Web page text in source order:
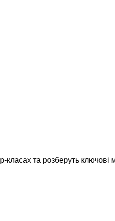
класах та розберуть ключові